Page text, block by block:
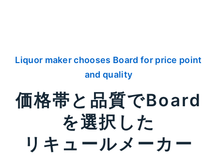
Liquor maker chooses Board for price point
and quality
価格帯と品質でBoard
を選択した
リキュールメーカー